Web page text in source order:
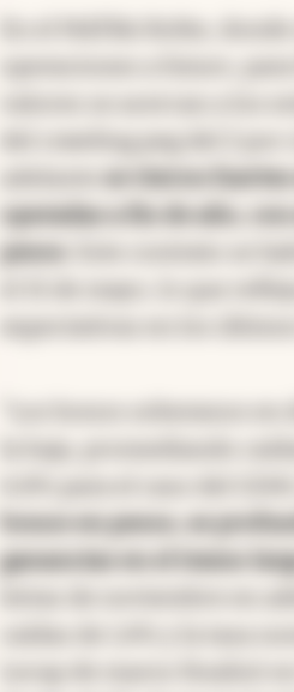
se vieron
operadas a fin de año, con
pesos
bonos en pesos, se
ganancias en el tramo